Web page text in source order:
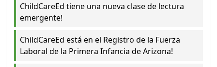
ChildCareEd tiene una nueva clase de lectura
emergente!
ChildCareEd está en el Registro de la Fuerza
Laboral de la Primera Infancia de Arizona!